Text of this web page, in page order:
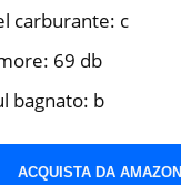
carburante: c
69 db
bagnato: b
ACQUISTA DA AMAZON